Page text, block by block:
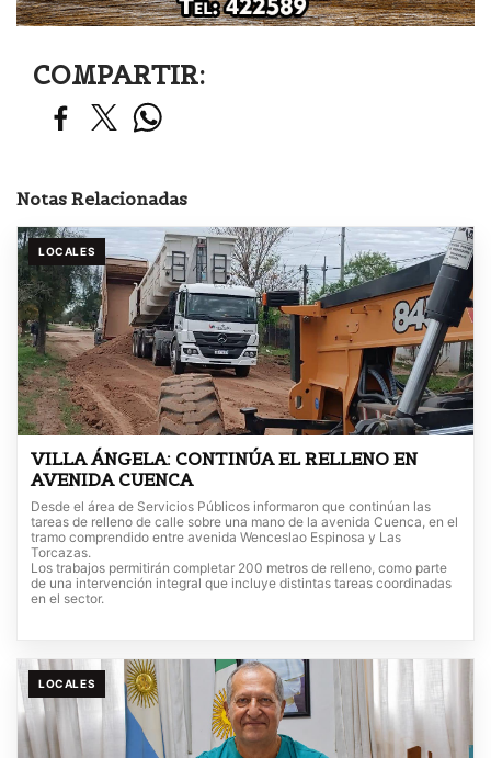
COMPARTIR:
Notas Relacionadas
LOCALES
VILLA ÁNGELA: CONTINÚA EL RELLENO EN
AVENIDA CUENCA
Desde el área de Servicios Públicos informaron que continúan las
tareas de relleno de calle sobre una mano de la avenida Cuenca, en el
tramo comprendido entre avenida Wenceslao Espinosa y Las
Torcazas.
Los trabajos permitirán completar 200 metros de relleno, como parte
de una intervención integral que incluye distintas tareas coordinadas
en el sector.
LOCALES